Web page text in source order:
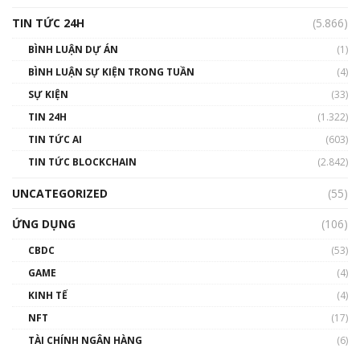
TIN TỨC 24H
(5.866)
BÌNH LUẬN DỰ ÁN
(1)
BÌNH LUẬN SỰ KIỆN TRONG TUẦN
(4)
SỰ KIỆN
(33)
TIN 24H
(1.322)
TIN TỨC AI
(603)
TIN TỨC BLOCKCHAIN
(2.842)
UNCATEGORIZED
(55)
ỨNG DỤNG
(106)
CBDC
(53)
GAME
(4)
KINH TẾ
(4)
NFT
(17)
TÀI CHÍNH NGÂN HÀNG
(6)